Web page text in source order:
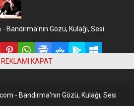
Gözü, Kulağı, Sesi.
- Bandırma'nın Gözü, Kulağı, Sesi
REKLAMI KAPAT